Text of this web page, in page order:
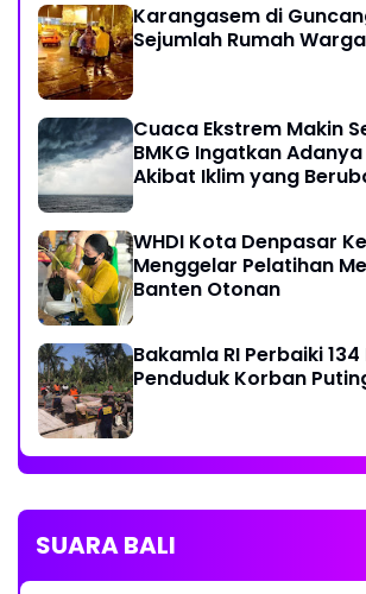
Karangasem di
Sejumlah Rumah
Cuaca Ekstrem Makin
BMKG Ingatkan
Akibat Iklim yang
WHDI Kota Denpasar
Menggelar Pelatihan
Banten Otonan
Bakamla RI Perbaiki
Penduduk Korban
SUARA BALI